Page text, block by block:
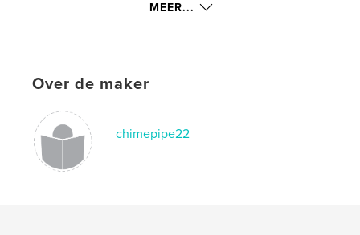
my cow moo ,
MEER...
Over de maker
chimepipe22